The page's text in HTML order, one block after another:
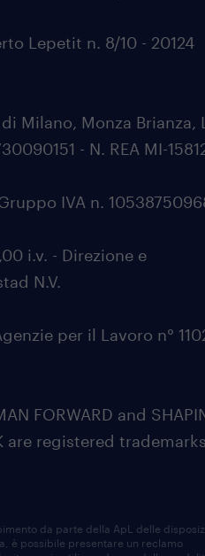
Lepetit n. 8/10 - 20124
Milano, Monza Brianza,
- N. REA MI-
IVA n.
i.v. - Direzione e
N.V.
per il Lavoro n°
FORWARD and
are registered
da parte della ApL delle
è possibile presentare un reclamo